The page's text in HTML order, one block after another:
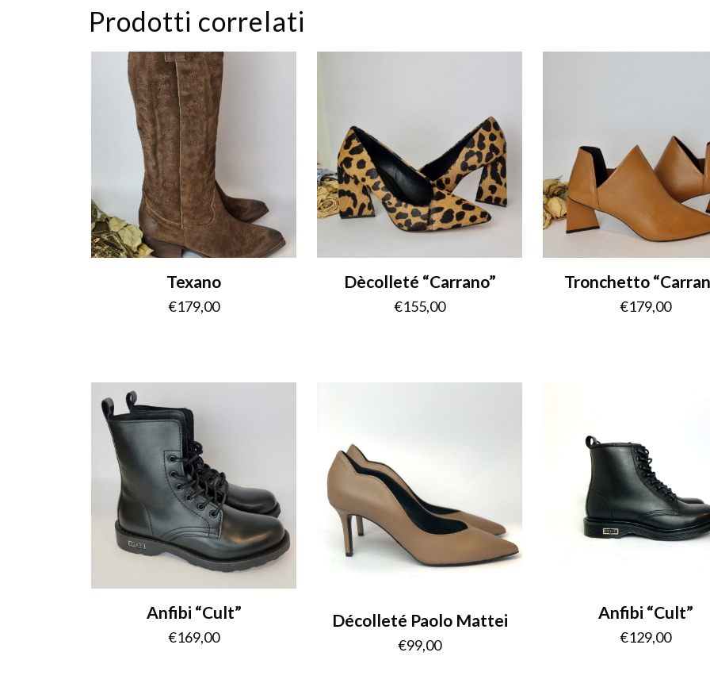
Prodotti correlati
Texano
€179,00
Dècolleté “Carrano”
€155,00
Tronchetto
€179,00
Anfibi “Cult”
€169,00
Décolleté Paolo Mattei
€99,00
Anfibi “Cult”
€129,00